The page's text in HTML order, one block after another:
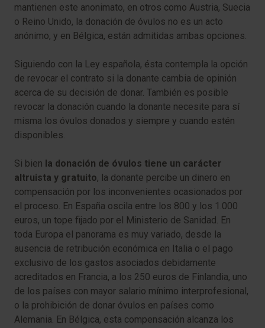
mantienen este anonimato, en otros como Austria, Suecia
o Reino Unido, la donación de óvulos no es un acto
anónimo, y en Bélgica, están admitidas ambas opciones.
Siguiendo con la Ley española, ésta contempla la opción
de revocar el contrato si la donante cambia de opinión
acerca de su decisión de donar. También es posible
revocar la donación cuando la donante necesite para sí
misma los óvulos donados y siempre y cuando estén
disponibles.
Si bien la donación de óvulos tiene un carácter
altruista y gratuito, la donante percibe un dinero en
compensación por los inconvenientes ocasionados por
el proceso. En España oscila entre los 800 y los 1.000
euros, un tope fijado por el Ministerio de Sanidad. En
toda Europa el panorama es muy variado, desde la
ausencia de retribución económica en Italia o el pago
exclusivo de los gastos asociados debidamente
acreditados en Francia, a los 250 euros de Finlandia, uno
de los países con mayor salario mínimo interprofesional,
o la prohibición de donar óvulos en países como
Alemania. En Bélgica, esta compensación alcanza los